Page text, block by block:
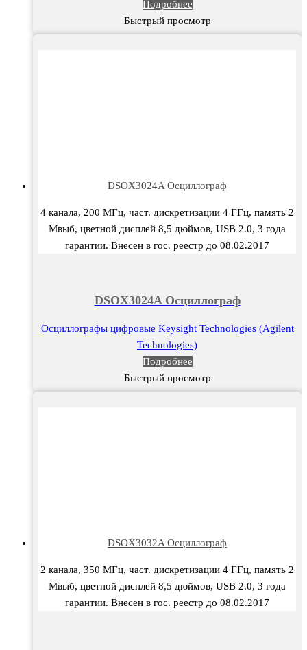
Подробнее
Быстрый просмотр
DSOX3024A Осциллограф
4 канала, 200 МГц, част. дискретизации 4 ГГц, память 2
Мвыб, цветной дисплей 8,5 дюймов, USB 2.0, 3 года
гарантии. Внесен в гос. реестр до 08.02.2017
DSOX3024A Осциллограф
Осциллографы цифровые Keysight Technologies (Agilent
Technologies)
Подробнее
Быстрый просмотр
DSOX3032A Осциллограф
2 канала, 350 МГц, част. дискретизации 4 ГГц, память 2
Мвыб, цветной дисплей 8,5 дюймов, USB 2.0, 3 года
гарантии. Внесен в гос. реестр до 08.02.2017